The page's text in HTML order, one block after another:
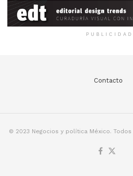
PUBLICIDAD
Contacto
© 2023 Negocios y política México.